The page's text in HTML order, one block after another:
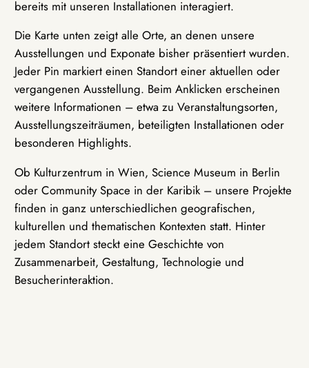
bereits mit unseren Installationen interagiert.
Die Karte unten zeigt alle Orte, an denen unsere
Ausstellungen und Exponate bisher präsentiert wurden.
Jeder Pin markiert einen Standort einer aktuellen oder
vergangenen Ausstellung. Beim Anklicken erscheinen
weitere Informationen – etwa zu Veranstaltungsorten,
Ausstellungszeiträumen, beteiligten Installationen oder
besonderen Highlights.
Ob Kulturzentrum in Wien, Science Museum in Berlin
oder Community Space in der Karibik – unsere Projekte
finden in ganz unterschiedlichen geografischen,
kulturellen und thematischen Kontexten statt. Hinter
jedem Standort steckt eine Geschichte von
Zusammenarbeit, Gestaltung, Technologie und
Besucherinteraktion.